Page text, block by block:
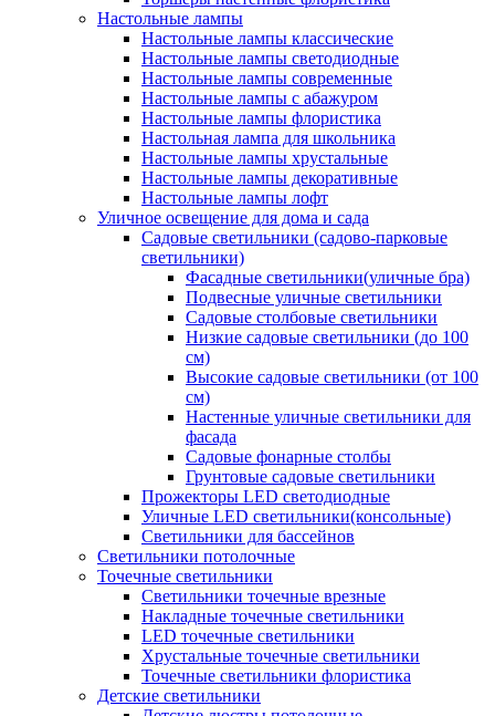
Настольные лампы
Настольные лампы классические
Настольные лампы светодиодные
Настольные лампы современные
Настольные лампы с абажуром
Настольные лампы флористика
Настольная лампа для школьника
Настольные лампы хрустальные
Настольные лампы декоративные
Настольные лампы лофт
Уличное освещение для дома и сада
Садовые светильники (садово-парковые
светильники)
Фасадные светильники(уличные бра)
Подвесные уличные светильники
Садовые столбовые светильники
Низкие садовые светильники (до 100
см)
Высокие садовые светильники (от 100
см)
Настенные уличные светильники для
фасада
Садовые фонарные столбы
Грунтовые садовые светильники
Прожекторы LED светодиодные
Уличные LED светильники(консольные)
Светильники для бассейнов
Светильники потолочные
Точечные светильники
Светильники точечные врезные
Накладные точечные светильники
LED точечные светильники
Хрустальные точечные светильники
Точечные светильники флористика
Детские светильники